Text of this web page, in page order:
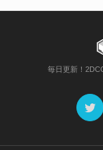
毎日更新！